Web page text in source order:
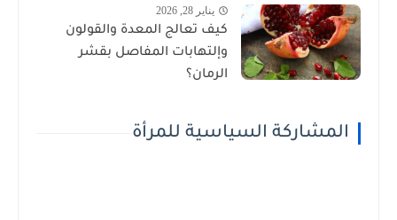
يناير 28, 2026
كيف تعالج المعدة والقولون
وإلتهابات المفاصل بقشر
الرمان؟
المشاركة السياسية للمرأة